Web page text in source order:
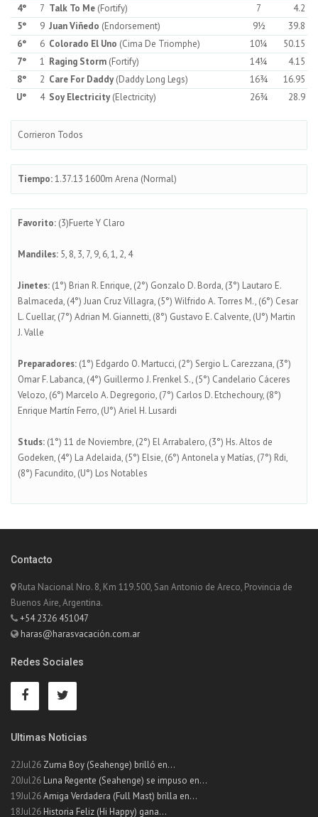
4°
7 Talk To Me (Fortify) 7
4.2
5°
9 Juan Viñedo (Endorsement) 9½
39.8
6°
6 Colorado El Uno (Cima De Triomphe) 10¼
50.15
7°
1 Raging Storm (Fortify) 14¼
4.15
8°
2 Care For Daddy (Daddy Long Legs) 16¾
16.95
U°
4 Soy Electricity (Electricity) 26¾ 28.9
Corrieron Todos
Tiempo:1.37.13 1600m Arena (Normal)
Favorito: (3)Fuerte Y Claro
Mandiles: 5, 8, 3, 7, 9, 6, 1, 2, 4
Jinetes: (1°) Brian R. Enrique, (2°) Gonzalo D. Borda, (3°) Lautaro E.
Balmaceda, (4°) Juan Cruz Villagra, (5°) Wilfrido A. Torres M., (6°) Cesar
L. Cuellar, (7°) Adrian M. Giannetti, (8°) Gustavo E. Calvente, (U°) Martin
J. Valle
Preparadores: (1°) Edgardo O. Martucci, (2°) Sergio L. Carezzana, (3°)
Omar F. Labanca, (4°) Guillermo J. Frenkel S., (5°) Candelario Cáceres
Velozo, (6°) Marcelo A. Degregorio, (7°) Carlos D. Etchechoury, (8°)
Enrique Martín Ferro, (U°) Ariel H. Lusardi
Studs: (1°) 11 de Noviembre, (2°) El Arrabalero, (3°) Hs. Altos de
Godeken, (4°) La Adelaida, (5°) Elsie, (6°) Antonela y Matías, (7°) Rdi,
(8°) Facundito, (U°) Los Notables
Contacto
Ruta Nacional Nro. 8, Km 119.500, San Antonio de Areco, Provincia de
Buenos Aire, Argentina.
+54 2326 451047
haras@harasvacación.com.ar
Redes Sociales
Ultimas Noticias
22Jul26 Zuma Boy (Seahenge) brilló en...
20Jul26 Luna Regente (Seahenge) se impuso en...
19Jul26Amiga Verdadera (Full Mast) brilla en...
18Jul26 Historia Feliz (Hi Happy) gana...